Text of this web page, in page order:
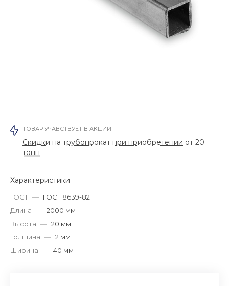
ТОВАР УЧАВСТВУЕТ В АКЦИИ
Скидки на трубопрокат при приобретении от 20
тонн
Характеристики
ГОСТ — ГОСТ 8639-82
Длина — 2000 мм
Высота — 20 мм
Толщина — 2 мм
Ширина — 40 мм